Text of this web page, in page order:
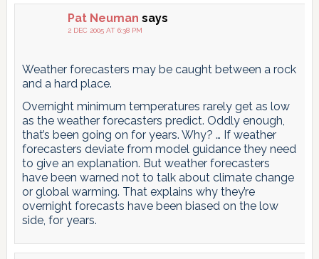
Pat Neuman says
2 DEC 2005 AT 6:38 PM
Weather forecasters may be caught between a rock
and a hard place.
Overnight minimum temperatures rarely get as low
as the weather forecasters predict. Oddly enough,
that’s been going on for years. Why? … If weather
forecasters deviate from model guidance they need
to give an explanation. But weather forecasters
have been warned not to talk about climate change
or global warming. That explains why they’re
overnight forecasts have been biased on the low
side, for years.